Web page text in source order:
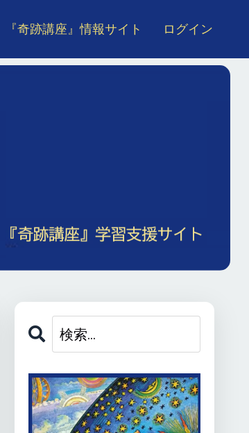
『奇跡講座』情報サイト ログイン